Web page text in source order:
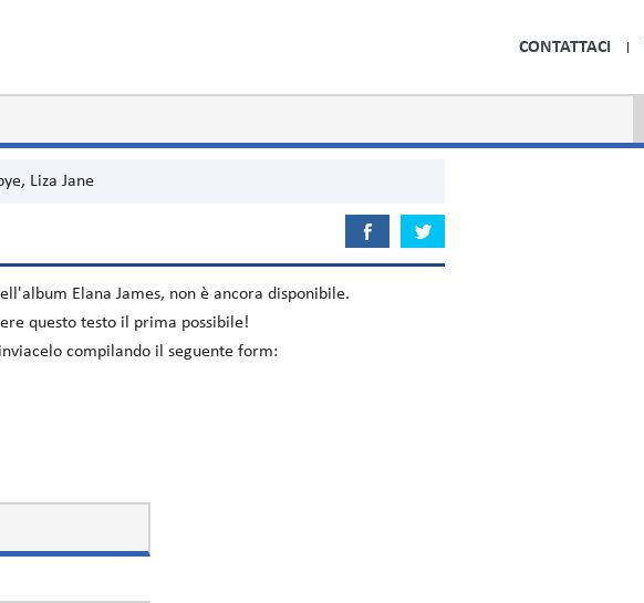
CONTATTACI
Liza Jane
Elana James, non è ancora disponibile.
questo testo il prima possibile!
compilando il seguente form: